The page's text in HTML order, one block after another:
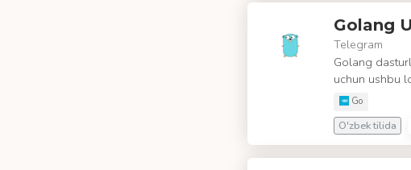
Golang
Telegram
Golang
uchun ushbu
Go
O'zbek tilida